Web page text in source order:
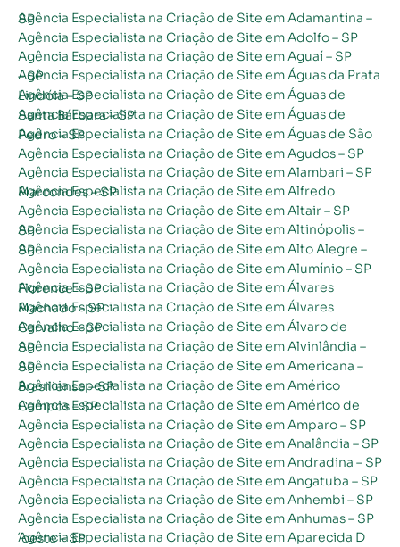
Agência Especialista na Criação de Site em Adamantina – SP
Agência Especialista na Criação de Site em Adolfo – SP
Agência Especialista na Criação de Site em Aguaí – SP
Agência Especialista na Criação de Site em Águas da Prata – SP
Agência Especialista na Criação de Site em Águas de Lindóia – SP
Agência Especialista na Criação de Site em Águas de Santa Bárbara – SP
Agência Especialista na Criação de Site em Águas de São Pedro – SP
Agência Especialista na Criação de Site em Agudos – SP
Agência Especialista na Criação de Site em Alambari – SP
Agência Especialista na Criação de Site em Alfredo Marcondes – SP
Agência Especialista na Criação de Site em Altair – SP
Agência Especialista na Criação de Site em Altinópolis – SP
Agência Especialista na Criação de Site em Alto Alegre – SP
Agência Especialista na Criação de Site em Alumínio – SP
Agência Especialista na Criação de Site em Álvares Florence – SP
Agência Especialista na Criação de Site em Álvares Machado – SP
Agência Especialista na Criação de Site em Álvaro de Carvalho – SP
Agência Especialista na Criação de Site em Alvinlândia – SP
Agência Especialista na Criação de Site em Americana – SP
Agência Especialista na Criação de Site em Américo Brasiliense – SP
Agência Especialista na Criação de Site em Américo de Campos – SP
Agência Especialista na Criação de Site em Amparo – SP
Agência Especialista na Criação de Site em Analândia – SP
Agência Especialista na Criação de Site em Andradina – SP
Agência Especialista na Criação de Site em Angatuba – SP
Agência Especialista na Criação de Site em Anhembi – SP
Agência Especialista na Criação de Site em Anhumas – SP
Agência Especialista na Criação de Site em Aparecida D´oeste – SP